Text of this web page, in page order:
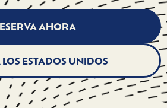
AHORA
ESTADOS UNIDOS